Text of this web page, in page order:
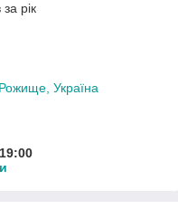
рік
Україна